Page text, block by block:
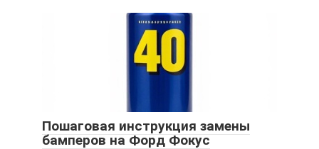
Пошаговая инструкция замены
бамперов на Форд Фокус